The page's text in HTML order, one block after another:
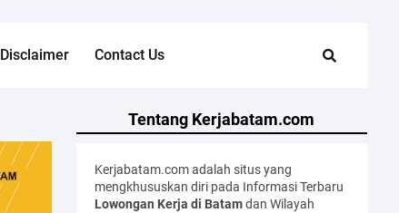
Disclaimer Contact Us
Tentang Kerjabatam.com
Kerjabatam.com adalah situs yang
mengkhususkan diri pada Informasi Terbaru
Lowongan Kerja di Batamdan Wilayah